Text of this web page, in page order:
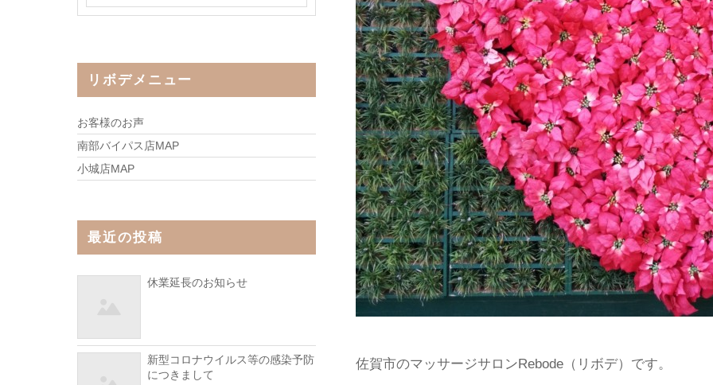
佐賀市のマッサージサロンRebode（リボデ）です。
リボデメニュー
お客様のお声
南部バイパス店MAP
小城店MAP
最近の投稿
休業延長のお知らせ
新型コロナウイルス等の感染予防
につきまして